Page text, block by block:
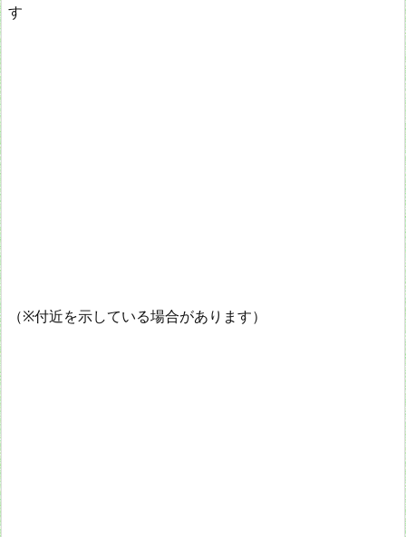
す
（※付近を示している場合があります）